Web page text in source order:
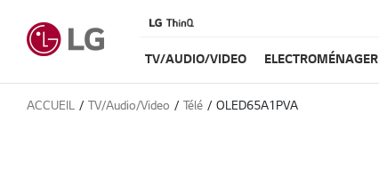
TV/AUDIO/VIDEO ELECTROMÉNAGER
ACCUEIL TV/Audio/Video Télé OLED65A1PVA